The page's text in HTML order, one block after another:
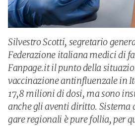
Silvestro Scotti, segretario
Federazione italiana medici di
Fanpage.it il punto della
vaccinazione antinfluenzale in
17,8 milioni di dosi, ma sono
anche gli aventi diritto. Sistema
gare regionali è pure follia, per